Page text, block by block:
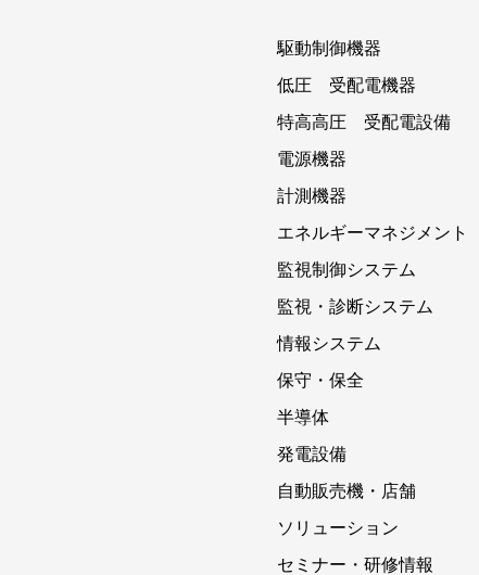
駆動制御機器
低圧 受配電機器
特高高圧 受配電設備
電源機器
計測機器
エネルギーマネジメント
監視制御システム
監視・診断システム
情報システム
保守・保全
半導体
発電設備
自動販売機・店舗
ソリューション
セミナー・研修情報